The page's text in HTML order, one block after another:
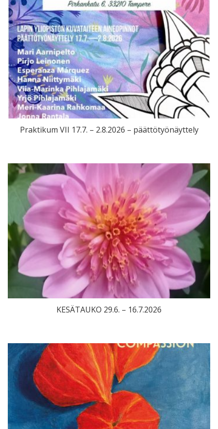
Praktikum VII 17.7. – 2.8.2026 – päättötyönäyttely
KESÄTAUKO 29.6. – 16.7.2026